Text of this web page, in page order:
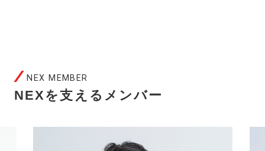
NEXを支えるメンバー
NEX MEMBER